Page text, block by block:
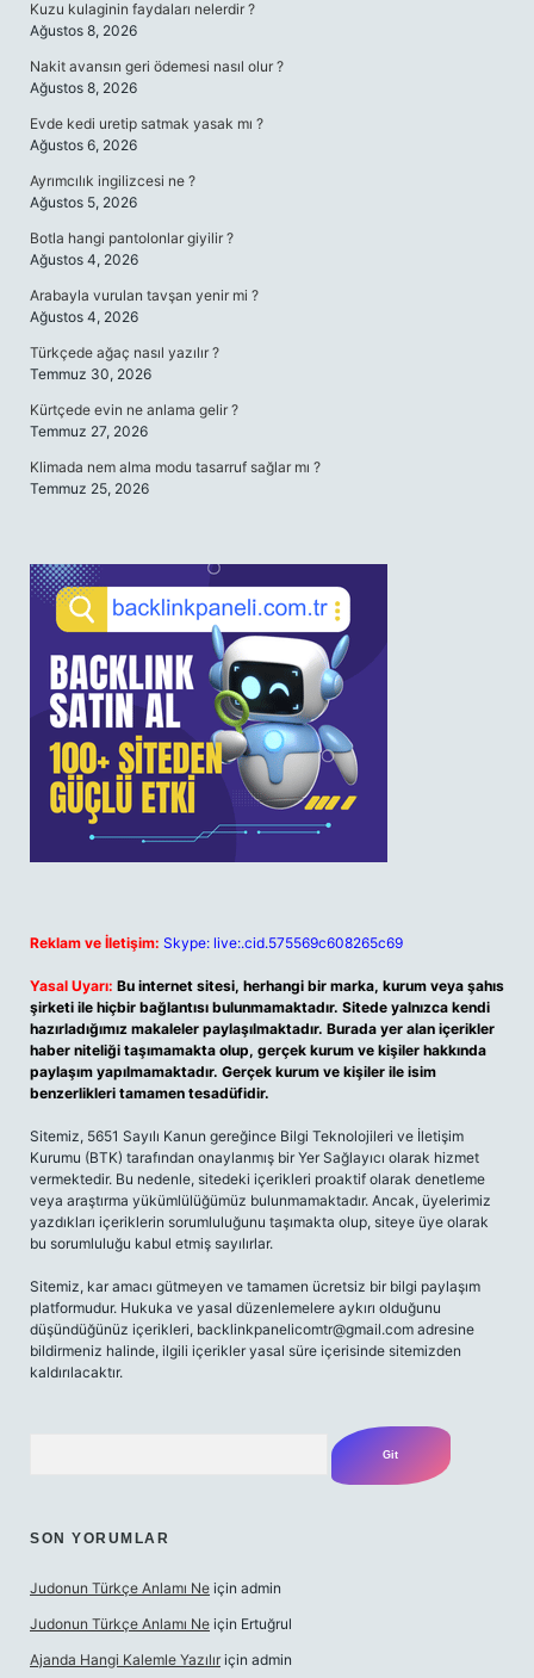
Kuzu kulaginin faydaları nelerdir ?
Ağustos 8, 2026
Nakit avansın geri ödemesi nasıl olur ?
Ağustos 8, 2026
Evde kedi uretip satmak yasak mı ?
Ağustos 6, 2026
Ayrımcılık ingilizcesi ne ?
Ağustos 5, 2026
Botla hangi pantolonlar giyilir ?
Ağustos 4, 2026
Arabayla vurulan tavşan yenir mi ?
Ağustos 4, 2026
Türkçede ağaç nasıl yazılır ?
Temmuz 30, 2026
Kürtçede evin ne anlama gelir ?
Temmuz 27, 2026
Klimada nem alma modu tasarruf sağlar mı ?
Temmuz 25, 2026
Reklam ve İletişim: Skype: live:.cid.575569c608265c69
Yasal Uyarı: Bu internet sitesi, herhangi bir marka, kurum veya şahıs
şirketi ile hiçbir bağlantısı bulunmamaktadır. Sitede yalnızca kendi
hazırladığımız makaleler paylaşılmaktadır. Burada yer alan içerikler
haber niteliği taşımamakta olup, gerçek kurum ve kişiler hakkında
paylaşım yapılmamaktadır. Gerçek kurum ve kişiler ile isim
benzerlikleri tamamen tesadüfidir.
Sitemiz, 5651 Sayılı Kanun gereğince Bilgi Teknolojileri ve İletişim
Kurumu (BTK) tarafından onaylanmış bir Yer Sağlayıcı olarak hizmet
vermektedir. Bu nedenle, sitedeki içerikleri proaktif olarak denetleme
veya araştırma yükümlülüğümüz bulunmamaktadır. Ancak, üyelerimiz
yazdıkları içeriklerin sorumluluğunu taşımakta olup, siteye üye olarak
bu sorumluluğu kabul etmiş sayılırlar.
Sitemiz, kar amacı gütmeyen ve tamamen ücretsiz bir bilgi paylaşım
platformudur. Hukuka ve yasal düzenlemelere aykırı olduğunu
düşündüğünüz içerikleri, backlinkpanelicomtr@gmail.com adresine
bildirmeniz halinde, ilgili içerikler yasal süre içerisinde sitemizden
kaldırılacaktır.
SON YORUMLAR
Judonun Türkçe Anlamı Ne için admin
Judonun Türkçe Anlamı Ne için Ertuğrul
Ajanda Hangi Kalemle Yazılır için admin